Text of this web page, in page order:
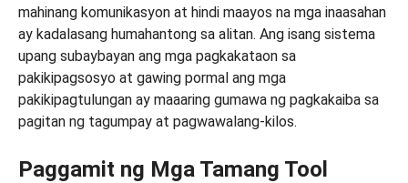
mahinang komunikasyon at hindi maayos na mga inaasahan
ay kadalasang humahantong sa alitan. Ang isang sistema
upang subaybayan ang mga pagkakataon sa
pakikipagsosyo at gawing pormal ang mga
pakikipagtulungan ay maaaring gumawa ng pagkakaiba sa
pagitan ng tagumpay at pagwawalang-kilos.
Paggamit ng Mga Tamang Tool